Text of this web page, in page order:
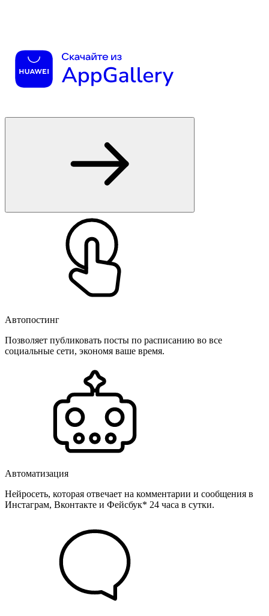
Автопостинг
Позволяет публиковать посты по расписанию во все
социальные сети, экономя ваше время.
Автоматизация
Нейросеть, которая отвечает на комментарии и сообщения в
Инстаграм, Вконтакте и Фейсбук* 24 часа в сутки.